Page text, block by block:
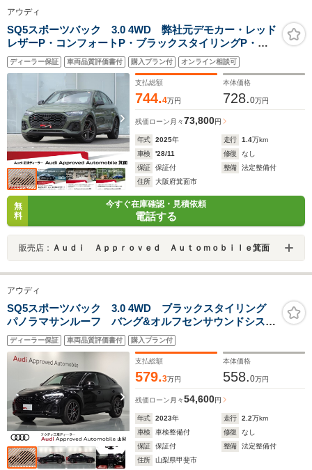
アウディ
SQ5スポーツバック 3.0 4WD 弊社元デモカー・レッド
レザーP・コンフォートP・ブラックスタイリングP・パ
ノラマサンルーフ・スポーツエアサス・マトリクスLED
ライト・
ディーラー保証 車両品質評価書付 購入プラン付 オンライン相談可
支払総額
744.4万円
本体価格
728.0万円
残価ローン 月々73,800円
年式 2025年 走行 1.4万km
車検
'28/11 修復
なし
保証
保証付 整備
法定整備付
住所
大阪府箕面市
無
料
今すぐ在庫確認・見積依頼
電話する
販売店： Ａｕｄｉ Ａｐｐｒｏｖｅｄ Ａｕｔｏｍｏｂｉｌｅ箕面
アウディ
SQ5スポーツバック 3.0 4WD ブラックスタイリング
パノラマサンルーフ バング&オルフセンサウンドシステ
ム フルセグTV OLEDリアライト オプション20イン
チアルミ 赤レザーシート 前後席シートヒーター マ
トリクスLED
ディーラー保証 車両品質評価書付 購入プラン付
支払総額
579.3万円
本体価格
558.0万円
残価ローン 月々54,600円
年式 2023年 走行 2.2万km
車検
車検整備付 修復
なし
保証
保証付 整備
法定整備付
住所
山梨県甲斐市